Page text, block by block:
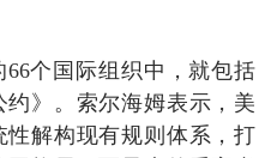
个国际组织中，就包括
约》。索尔海姆表示，美
解构现有规则体系，打